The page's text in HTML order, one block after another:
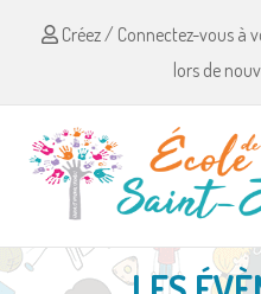
Créez / Connectez-vous à
lors de